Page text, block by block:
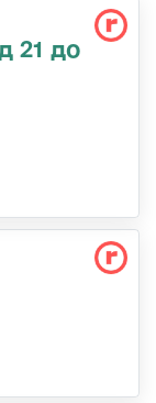
21 до